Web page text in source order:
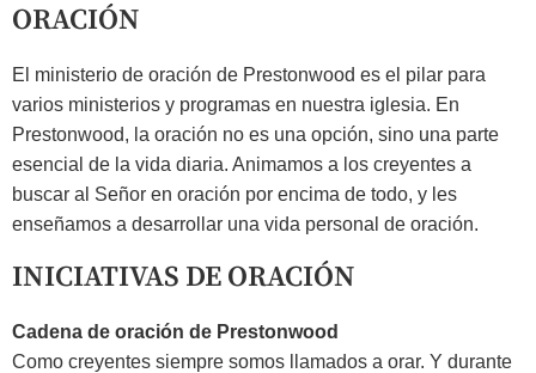
ORACIÓN
El ministerio de oración de Prestonwood es el pilar para
varios ministerios y programas en nuestra iglesia. En
Prestonwood, la oración no es una opción, sino una parte
esencial de la vida diaria. Animamos a los creyentes a
buscar al Señor en oración por encima de todo, y les
enseñamos a desarrollar una vida personal de oración.
INICIATIVAS DE ORACIÓN
Cadena de oración de Prestonwood
Como creyentes siempre somos llamados a orar. Y durante